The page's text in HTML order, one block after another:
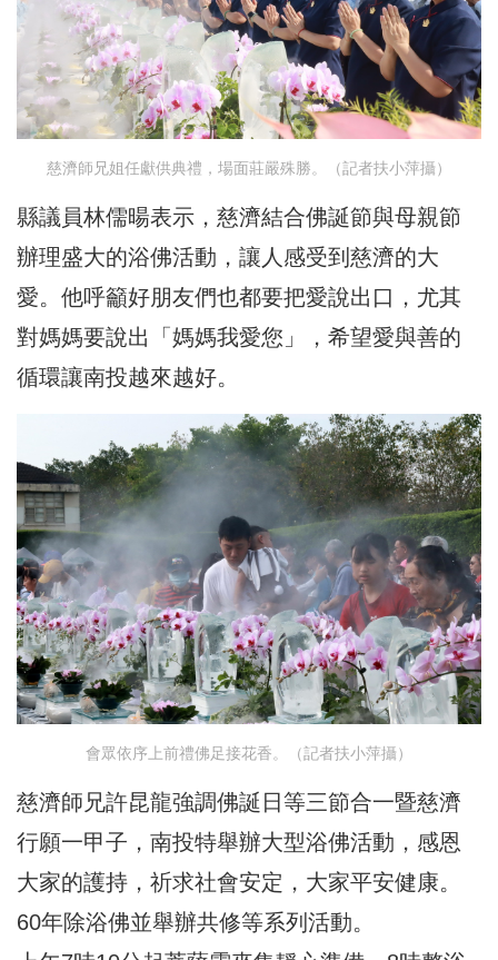
慈濟師兄姐任獻供典禮，場面莊嚴殊勝。（記者扶小萍攝）
縣議員林儒暘表示，慈濟結合佛誕節與母親節
辦理盛大的浴佛活動，讓人感受到慈濟的大
愛。他呼籲好朋友們也都要把愛說出口，尤其
對媽媽要說出「媽媽我愛您」，希望愛與善的
循環讓南投越來越好。
會眾依序上前禮佛足接花香。（記者扶小萍攝）
慈濟師兄許昆龍強調佛誕日等三節合一暨慈濟
行願一甲子，南投特舉辦大型浴佛活動，感恩
大家的護持，祈求社會安定，大家平安健康。
60年除浴佛並舉辦共修等系列活動。